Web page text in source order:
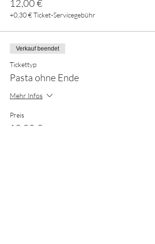
12,00 €
+0,30 € Ticket-Servicegebühr
Verkauf beendet
Tickettyp
Pasta ohne Ende
Mehr Infos
Preis
10,00 €